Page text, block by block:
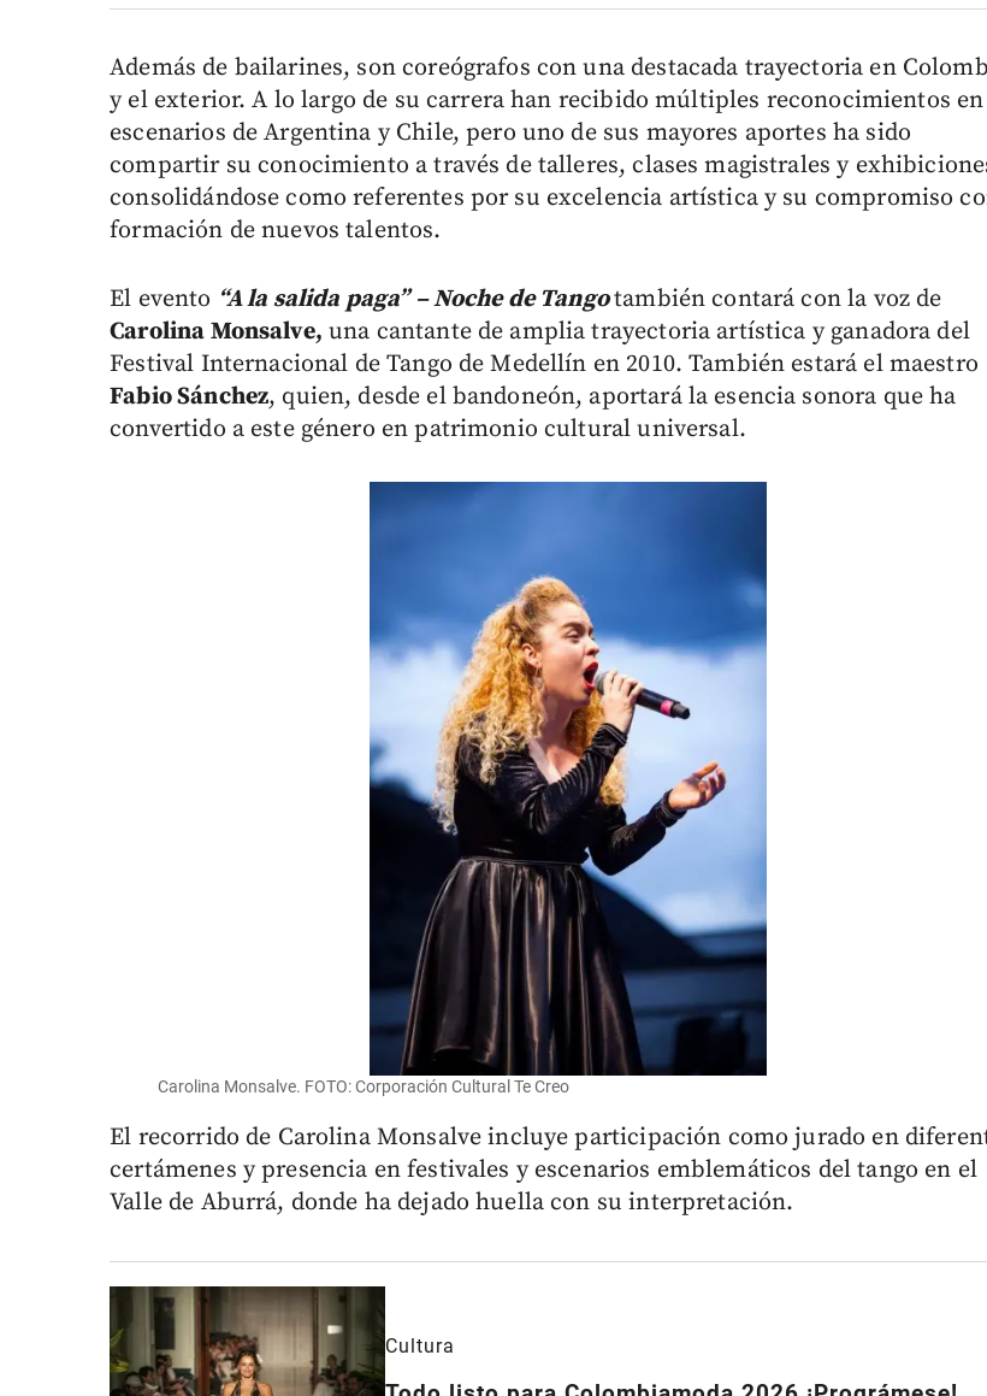
Además de bailarines, son coreógrafos con una destacada trayectoria en
y el exterior. A lo largo de su carrera han recibido múltiples reconocimientos en
escenarios de Argentina y Chile, pero uno de sus mayores aportes ha sido
compartir su conocimiento a través de talleres, clases magistrales y
consolidándose como referentes por su excelencia artística y su compromiso
formación de nuevos talentos.
El evento “A la salida paga” – Noche de Tangotambién contará con la voz de
Carolina Monsalve, una cantante de amplia trayectoria artística y ganadora del
Festival Internacional de Tango de Medellín en 2010. También estará el maestro
Fabio Sánchez, quien, desde el bandoneón, aportará la esencia sonora que ha
convertido a este género en patrimonio cultural universal.
Carolina Monsalve. FOTO: Corporación Cultural Te Creo
El recorrido de Carolina Monsalve incluye participación como jurado en
certámenes y presencia en festivales y escenarios emblemáticos del tango en el
Valle de Aburrá, donde ha dejado huella con su interpretación.
Cultura